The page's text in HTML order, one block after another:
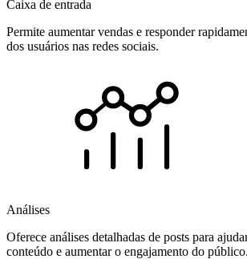
Caixa de entrada
Permite aumentar vendas e responder
dos usuários nas redes sociais.
Análises
Oferece análises detalhadas de posts para
conteúdo e aumentar o engajamento do público.